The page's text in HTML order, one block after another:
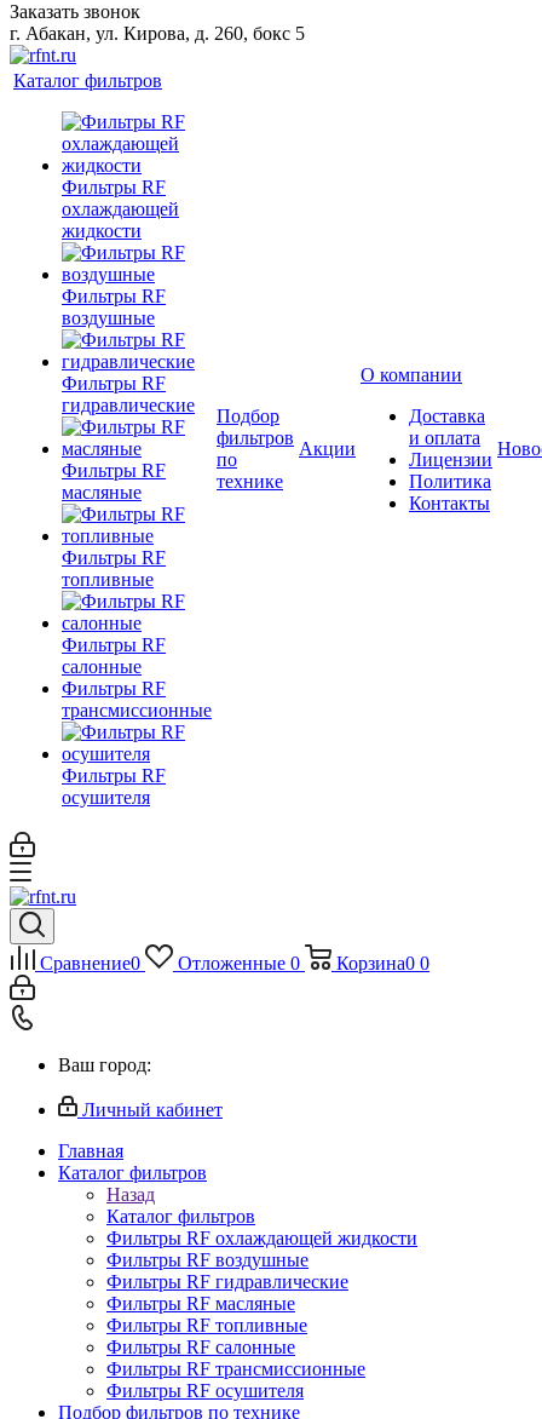
Заказать звонок
г. Абакан, ул. Кирова, д. 260, бокс 5
Каталог фильтров
Фильтры RF
охлаждающей
жидкости
Фильтры RF
воздушные
Фильтры RF
гидравлические
Фильтры RF
масляные
Фильтры RF
топливные
Фильтры RF
салонные
Фильтры RF
трансмиссионные
Фильтры RF
осушителя
Подбор
фильтров
по
технике
Акции
О компании
Доставка
и оплата
Лицензии
Политика
Контакты
Сравнение0 Отложенные 0 Корзина0 0
Ваш город:
Личный кабинет
Главная
Каталог фильтров
Назад
Каталог фильтров
Фильтры RF охлаждающей жидкости
Фильтры RF воздушные
Фильтры RF гидравлические
Фильтры RF масляные
Фильтры RF топливные
Фильтры RF салонные
Фильтры RF трансмиссионные
Фильтры RF осушителя
Подбор фильтров по технике